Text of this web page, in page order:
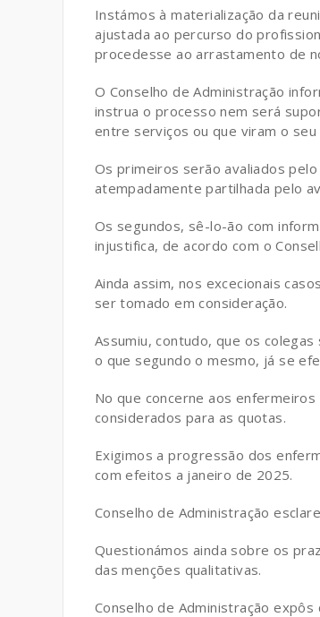
Instámos à materialização da
ajustada ao percurso do
procedesse ao arrastamento de
O Conselho de Administração
instrua o processo nem será
entre serviços ou que viram o
Os primeiros serão avaliados
atempadamente partilhada pelo
Os segundos, sê-lo-ão com
injustifica, de acordo com o
Ainda assim, nos excecionais
ser tomado em consideração.
Assumiu, contudo, que os
o que segundo o mesmo, já se
No que concerne aos
considerados para as quotas.
Exigimos a progressão dos
com efeitos a janeiro de 2025.
Conselho de Administração
Questionámos ainda sobre os
das menções qualitativas.
Conselho de Administração